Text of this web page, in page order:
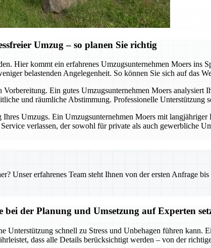
Umzug – so planen Sie richtig
Hier kommt ein erfahrenes Umzugsunternehmen Moers ins
belastenden Angelegenheit. So können Sie sich auf das
Ein gutes Umzugsunternehmen Moers analysiert
und räumliche Abstimmung. Professionelle
Umzugs. Ein Umzugsunternehmen Moers mit
verlassen, der sowohl für private als auch gewerbliche
Unser erfahrenes Team steht Ihnen von der ersten Anfrage
der Planung und Umsetzung auf Experten
Unterstützung schnell zu Stress und Unbehagen führen
dass alle Details berücksichtigt werden – von der